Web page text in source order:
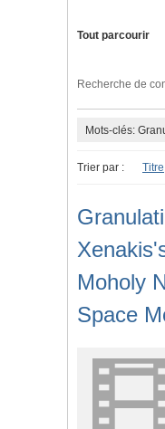
Tout parcourir
Recherche de
Mots-clés:
Trier par : Titre
Moholy
Space